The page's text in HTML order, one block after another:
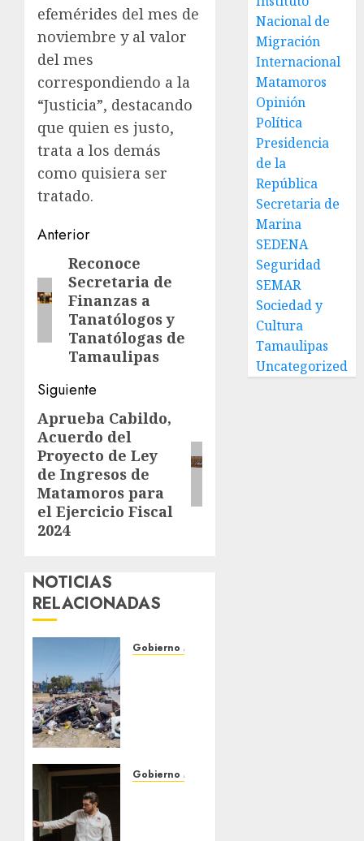
efemérides del mes de
noviembre y al valor
del mes
correspondiendo a la
“Justicia”, destacando
que quien es justo,
trata a los demás
como quisiera ser
tratado.
Post
navigation
Anterior
Entrada
anterior:
Reconoce
Secretaria de
Finanzas a
Tanatólogos y
Tanatólogas de
Tamaulipas
Siguiente
Siguiente
entrada:
Aprueba Cabildo,
Acuerdo del
Proyecto de Ley
de Ingresos de
Matamoros para
el Ejercicio Fiscal
2024
NOTICIAS
RELACIONADAS
Gobierno Matamoros
limpieza
Gobierno Matamoros
Nacional de
Migración
Internacional
Matamoros
Opinión
Política
Presidencia
de la
República
Secretaria de
Marina
SEDENA
Seguridad
SEMAR
Sociedad y
Cultura
Tamaulipas
Uncategorized